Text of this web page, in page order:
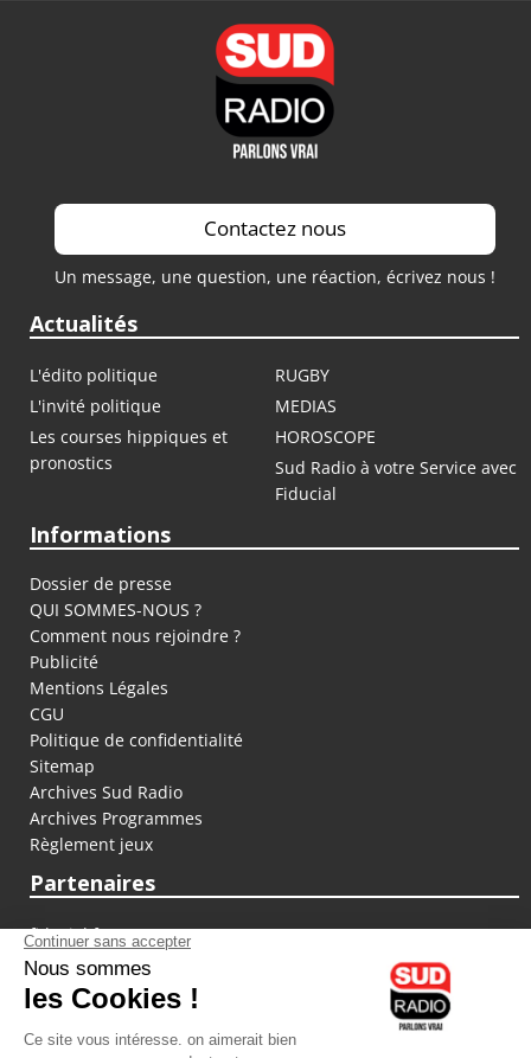
Contactez nous
Un message, une question, une réaction, écrivez nous !
Actualités
L'édito politique
RUGBY
L'invité politique
MEDIAS
Les courses hippiques et
pronostics
HOROSCOPE
Sud Radio à votre Service avec
Fiducial
Informations
Dossier de presse
QUI SOMMES-NOUS ?
Comment nous rejoindre ?
Publicité
Mentions Légales
CGU
Politique de confidentialité
Sitemap
Archives Sud Radio
Archives Programmes
Règlement jeux
Partenaires
fiducial.fr
lyoncapitale.fr
olympique-et-lyonnais.com
L'application Iphone / Android